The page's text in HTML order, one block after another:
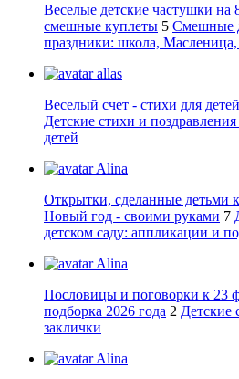
Веселые детские частушки на
смешные куплеты 5 Смешные
праздники: школа, Масленица,
allas
Веселый счет - стихи для
Детские стихи и
детей
Alina
Открытки, сделанные детьми
Новый год - своими руками 7
детском саду: аппликации и
Alina
Пословицы и поговорки к 23
подборка 2026 года 2 Детские
заклички
Alina